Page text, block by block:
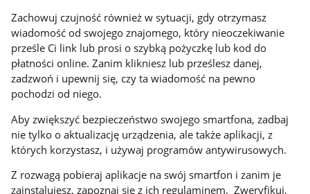
Zachowuj czujność również w sytuacji, gdy otrzymasz
wiadomość od swojego znajomego, który nieoczekiwanie
prześle Ci link lub prosi o szybką pożyczkę lub kod do
płatności online. Zanim klikniesz lub prześlesz danej,
zadzwoń i upewnij się, czy ta wiadomość na pewno
pochodzi od niego.
Aby zwiększyć bezpieczeństwo swojego smartfona, zadbaj
nie tylko o aktualizację urządzenia, ale także aplikacji, z
których korzystasz, i używaj programów antywirusowych.
Z rozwagą pobieraj aplikacje na swój smartfon i zanim je
zainstalujesz, zapoznaj się z ich regulaminem. Zweryfikuj,